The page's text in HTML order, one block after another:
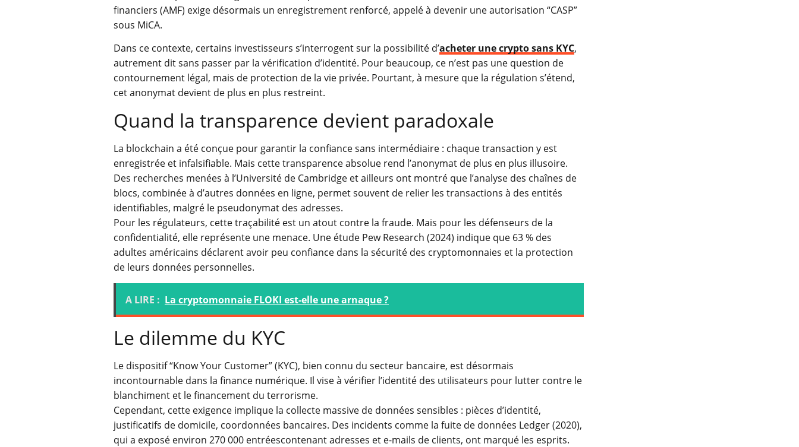
financiers (AMF) exige désormais un enregistrement renforcé, appelé à devenir une autorisation “CASP”
sous MiCA.
Dans ce contexte, certains investisseurs s’interrogent sur la possibilité d’acheter une crypto sans KYC,
autrement dit sans passer par la vérification d’identité. Pour beaucoup, ce n’est pas une question de
contournement légal, mais de protection de la vie privée. Pourtant, à mesure que la régulation s’étend,
cet anonymat devient de plus en plus restreint.
Quand la transparence devient paradoxale
La blockchain a été conçue pour garantir la confiance sans intermédiaire : chaque transaction y est
enregistrée et infalsifiable. Mais cette transparence absolue rend l’anonymat de plus en plus illusoire.
Des recherches menées à l’Université de Cambridge et ailleurs ont montré que l’analyse des chaînes de
blocs, combinée à d’autres données en ligne, permet souvent de relier les transactions à des entités
identifiables, malgré le pseudonymat des adresses.
Pour les régulateurs, cette traçabilité est un atout contre la fraude. Mais pour les défenseurs de la
confidentialité, elle représente une menace. Une étude Pew Research (2024) indique que 63 % des
adultes américains déclarent avoir peu confiance dans la sécurité des cryptomonnaies et la protection
de leurs données personnelles.
A LIRE : La cryptomonnaie FLOKI est-elle une arnaque ?
Le dilemme du KYC
Le dispositif “Know Your Customer” (KYC), bien connu du secteur bancaire, est désormais
incontournable dans la finance numérique. Il vise à vérifier l’identité des utilisateurs pour lutter contre le
blanchiment et le financement du terrorisme.
Cependant, cette exigence implique la collecte massive de données sensibles : pièces d’identité,
justificatifs de domicile, coordonnées bancaires. Des incidents comme la fuite de données Ledger (2020),
qui a exposé environ 270 000 entréescontenant adresses et e-mails de clients, ont marqué les esprits.